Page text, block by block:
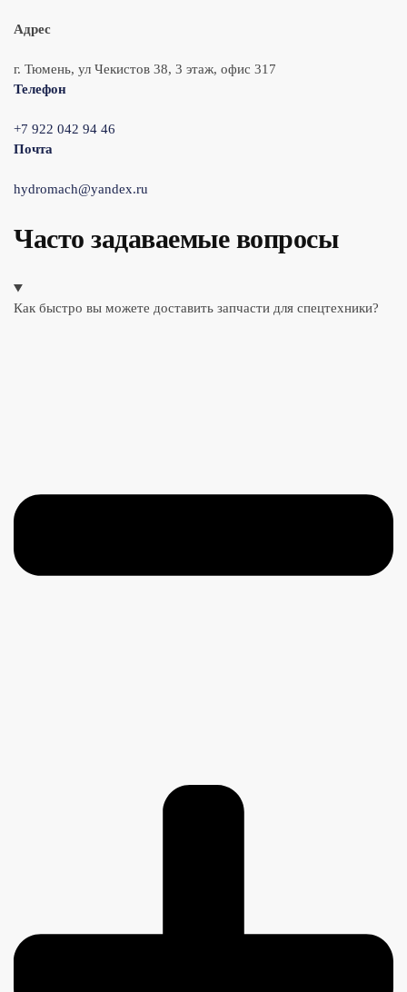
Адрес
г. Тюмень, ул Чекистов 38, 3 этаж, офис 317
Телефон
+7 922 042 94 46
Почта
hydromach@yandex.ru
Часто задаваемые вопросы
Как быстро вы можете доставить запчасти для спецтехники?